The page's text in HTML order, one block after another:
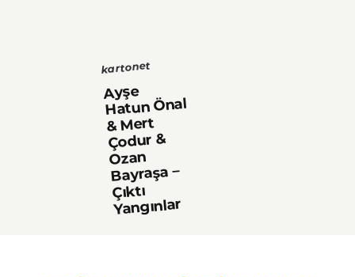
kartonet
Ayşe
Hatun Önal
& Mert
Çodur &
Ozan
Bayraşa –
Çıktı
Yangınlar